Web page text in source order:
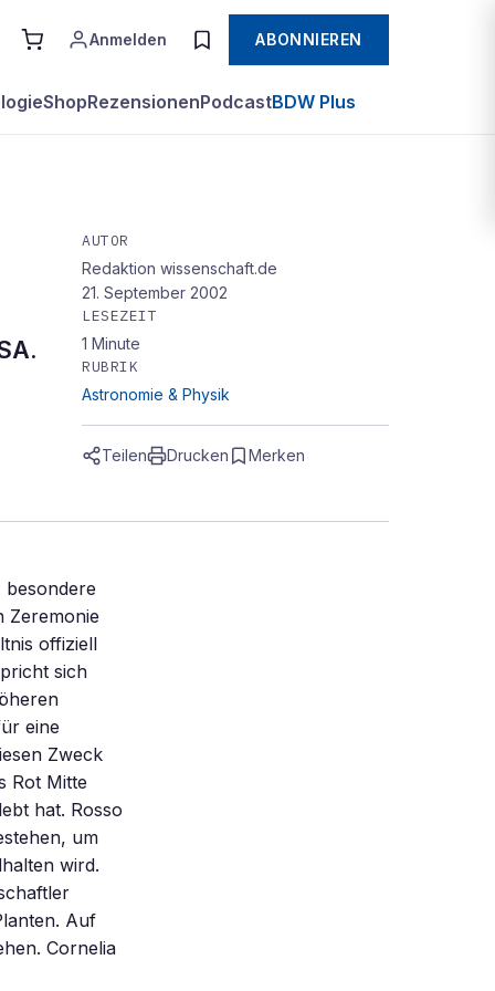
Anmelden ABONNIEREN
ShopRezensionenPodcastBDW Plus
AUTOR
Redaktion wissenschaft.de
21. September 2002
LESEZEIT
1 Minute
RUBRIK
Astronomie & Physik
Teilen Drucken Merken
besondere
Zeremonie
offiziell
sich
eine
Zweck
Rot Mitte
hat. Rosso
um
wird.
Auf
Cornelia